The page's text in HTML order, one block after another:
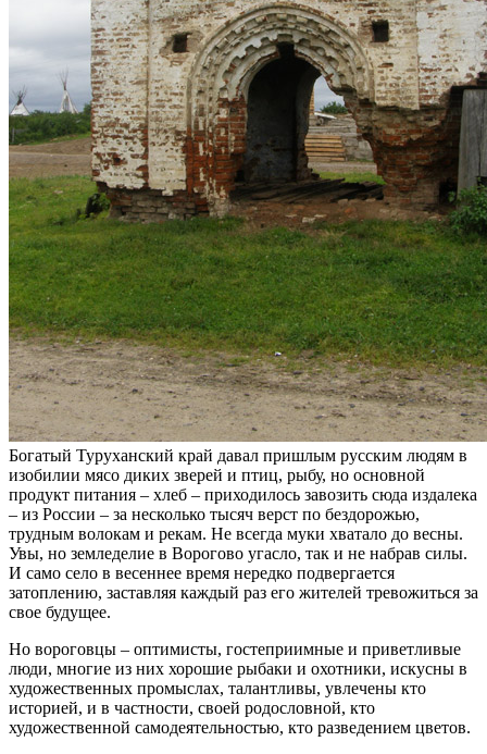
Богатый Туруханский край давал пришлым русским людям в
изобилии мясо диких зверей и птиц, рыбу, но основной
продукт питания – хлеб – приходилось завозить сюда издалека
– из России – за несколько тысяч верст по бездорожью,
трудным волокам и рекам. Не всегда муки хватало до весны.
Увы, но земледелие в Ворогово угасло, так и не набрав силы.
И само село в весеннее время нередко подвергается
затоплению, заставляя каждый раз его жителей тревожиться за
свое будущее.
Но вороговцы – оптимисты, гостеприимные и приветливые
люди, многие из них хорошие рыбаки и охотники, искусны в
художественных промыслах, талантливы, увлечены кто
историей, и в частности, своей родословной, кто
художественной самодеятельностью, кто разведением цветов.